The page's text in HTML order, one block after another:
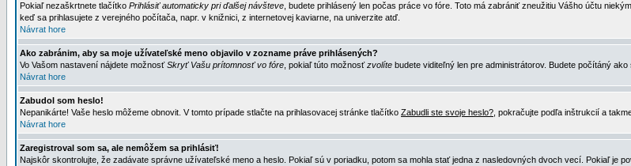
Pokiaľ nezaškrtnete tlačítko Prihlásiť automaticky pri ďalšej návšteve , budete prihlásený len počas práce vo fóre. Toto má zabrániť zneužitiu Vášho účtu
keď sa prihlasujete z verejného počítača, napr. v knižnici, z internetovej kaviarne, na univerzite atď.
Návrat hore
Ako zabránim, aby sa moje užívateľské meno objavilo v zozname práve prihlásených?
Vo Vašom nastavení nájdete možnosťSkryť Vašu prítomnosť vo fóre , pokiaľ túto možnosťzvolíte budete viditeľný len pre administrátorov. Budete počítáný
Návrat hore
Zabudol som heslo!
Nepanikárte! Vaše heslo môžeme obnovit. V tomto prípade stlačte na prihlasovacej stránke tlačítko Zabudli ste svoje heslo? , pokračujte podľa inštrukcií a
Návrat hore
Zaregistroval som sa, ale nemôžem sa prihlásiť!
Najskôr skontrolujte, že zadávate správne užívateľské meno a heslo. Pokiaľ sú v poriadku, potom sa mohla stať jedna z nasledovných dvoch vecí. Pokiaľ je